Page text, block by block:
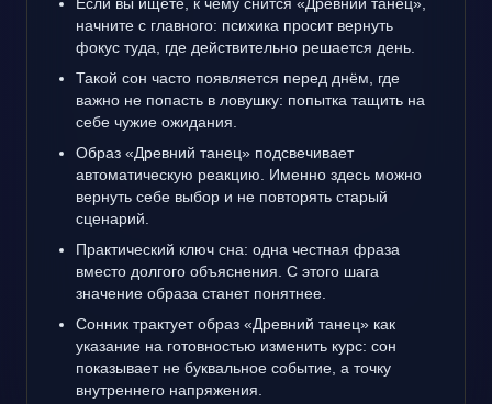
начните с главного: психика просит вернуть
фокус туда, где действительно решается день.
Такой сон часто появляется перед днём, где
важно не попасть в ловушку: попытка тащить на
себе чужие ожидания.
Образ «Древний танец» подсвечивает
автоматическую реакцию. Именно здесь можно
вернуть себе выбор и не повторять старый
сценарий.
Практический ключ сна: одна честная фраза
вместо долгого объяснения. С этого шага
значение образа станет понятнее.
Сонник трактует образ «Древний танец» как
указание на готовностью изменить курс: сон
показывает не буквальное событие, а точку
внутреннего напряжения.